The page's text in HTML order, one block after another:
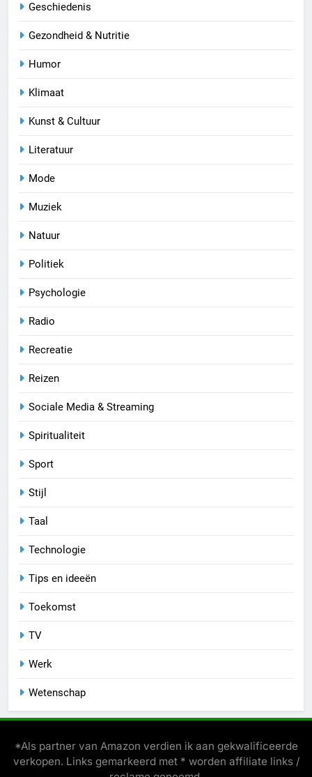
Geschiedenis
Gezondheid & Nutritie
Humor
Klimaat
Kunst & Cultuur
Literatuur
Mode
Muziek
Natuur
Politiek
Psychologie
Radio
Recreatie
Reizen
Sociale Media & Streaming
Spiritualiteit
Sport
Stijl
Taal
Technologie
Tips en ideeën
Toekomst
TV
Werk
Wetenschap
*Als partner van Amazon verdien ik aan gekwalificeerde
verkopen. Links gemarkeerd met * worden affiliate links /